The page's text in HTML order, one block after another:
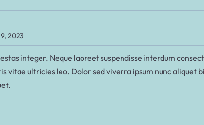
2023
integer. Neque laoreet suspendisse interdum
vitae ultricies leo. Dolor sed viverra ipsum nunc aliquet